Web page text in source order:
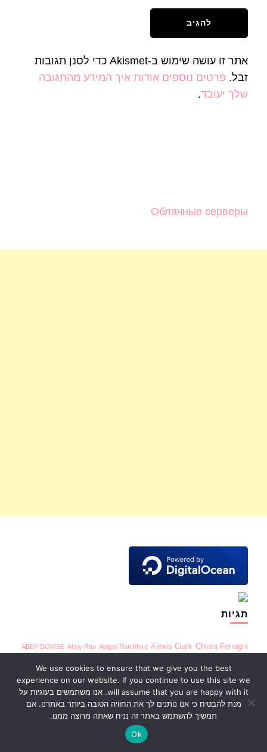
אתר זו עושה שימוש ב-Akismet כדי לסנן תגובות
זבל. פרטים נוספים אודות איך המידע מהתגובה
שלך יעובד.
Облачные серверы
תגיות
ABBY DOWSE Abby Rao Abigail Ratchford Alexis Clark Chiara Ferragni
Demi Rose
EVA QUIALA instagram Irina Voronina
Jessika Gotti
Khloë Terae Lana Rhoades Mia Khalifa Micaela Schäfer
Monica Bellucci RITA ORA XENIA TCHOUMI אוכל אופנה
איטליה אפשטיין באינסטגרם ג'סליין מקסוול
הדוגמנית
We use cookies to ensure that we give you the best
experience on our website. If you continue to use this site we
will assume that you are happy with it. אנו משתמשים בעוגיות על
מנת להבטיח כי אנו נותנים לך את החוויה הטובה ביותר באתרנו. אם
תמשיך להשתמש באתר זה נניח שאתה מרוצה ממנו.
Ok